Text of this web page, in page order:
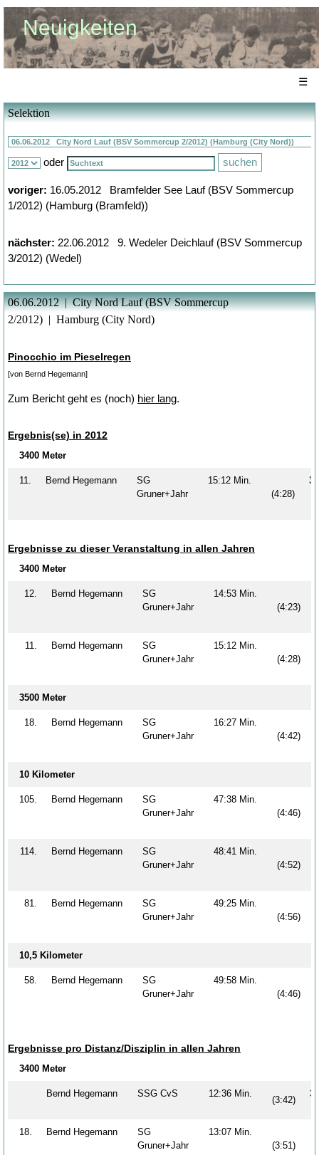
Neuigkeiten
☰
Selektion
oder
voriger: 16.05.2012 Bramfelder See Lauf (BSV Sommercup
1/2012) (Hamburg (Bramfeld))
nächster: 22.06.2012 9. Wedeler Deichlauf (BSV Sommercup
3/2012) (Wedel)
06.06.2012 | City Nord Lauf (BSV Sommercup
2/2012) | Hamburg (City Nord)
Pinocchio im Pieselregen
[von Bernd Hegemann]
Zum Bericht geht es (noch) hier lang.
Ergebnis(se) in 2012
3400 Meter
11. Bernd Hegemann
SG
Gruner+Jahr
15:12 Min.
(4:28)
Ergebnisse zu dieser Veranstaltung in allen Jahren
3400 Meter
12. Bernd Hegemann
SG
Gruner+Jahr
14:53 Min.
(4:23)
11. Bernd Hegemann
SG
Gruner+Jahr
15:12 Min.
(4:28)
3500 Meter
18. Bernd Hegemann
SG
Gruner+Jahr
16:27 Min.
(4:42)
10 Kilometer
105. Bernd Hegemann
SG
Gruner+Jahr
47:38 Min.
(4:46)
114. Bernd Hegemann
SG
Gruner+Jahr
48:41 Min.
(4:52)
81. Bernd Hegemann
SG
Gruner+Jahr
49:25 Min.
(4:56)
10,5 Kilometer
58. Bernd Hegemann
SG
Gruner+Jahr
49:58 Min.
(4:46)
Ergebnisse pro Distanz/Disziplin in allen Jahren
3400 Meter
Bernd Hegemann SSG CvS 12:36 Min.
(3:42)
18. Bernd Hegemann
SG
Gruner+Jahr
13:07 Min.
(3:51)